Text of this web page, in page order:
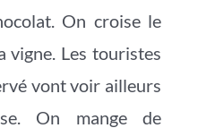
On croise le
vigne. Les touristes
vont voir ailleurs
On mange de